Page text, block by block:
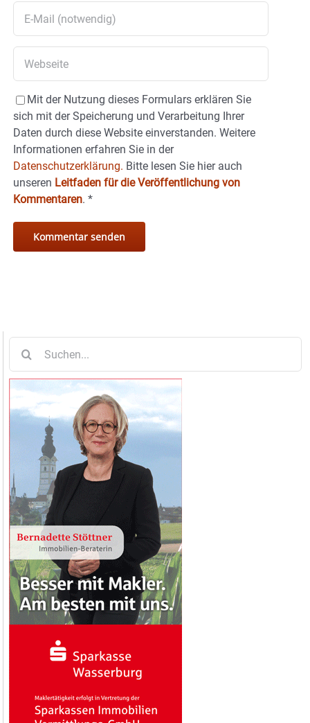
Mit der Nutzung dieses Formulars erklären Sie
sich mit der Speicherung und Verarbeitung Ihrer
Daten durch diese Website einverstanden. Weitere
Informationen erfahren Sie in der
Datenschutzerklärung. Bitte lesen Sie hier auch
unseren Leitfaden für die Veröffentlichung von
Kommentaren. *
nach: